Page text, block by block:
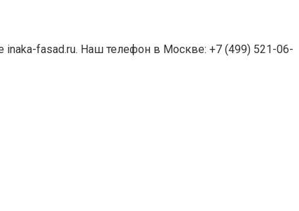
fasad.ru. Наш телефон в Москве: +7 (499) 521-06-